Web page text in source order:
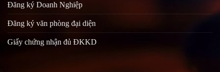
Đăng ký Doanh Nghiệp
Đăng ký văn phòng đại diện
Giấy chứng nhận đủ ĐKKD